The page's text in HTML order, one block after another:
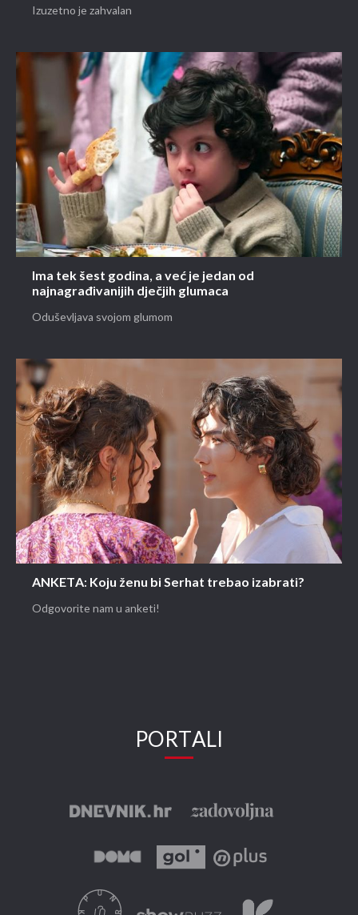
Izuzetno je zahvalan
Ima tek šest godina, a već je jedan od
najnagrađivanijih dječjih glumaca
Oduševljava svojom glumom
ANKETA: Koju ženu bi Serhat trebao izabrati?
Odgovorite nam u anketi!
PORTALI